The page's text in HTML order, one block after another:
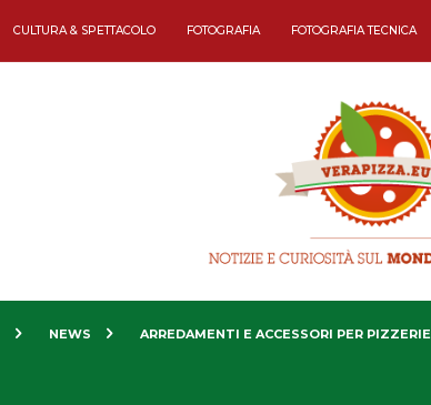
CULTURA & SPETTACOLO FOTOGRAFIA FOTOGRAFIA TECNICA
NEWS ARREDAMENTI E ACCESSORI PER PIZZERIE